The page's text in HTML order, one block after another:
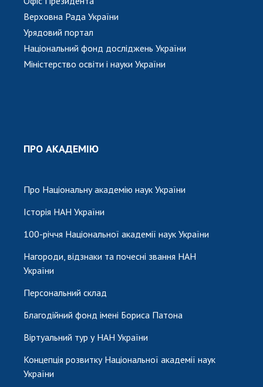
Верховна Рада України
Урядовий портал
Національний фонд досліджень України
Міністерство освіти і науки України
ПРО АКАДЕМІЮ
Про Національну академію наук України
Історія НАН України
100-річчя Національної академії наук України
Нагороди, відзнаки та почесні звання НАН
України
Персональний склад
Благодійний фонд імені Бориса Патона
Віртуальний тур у НАН України
Концепція розвитку Національної академії наук
України